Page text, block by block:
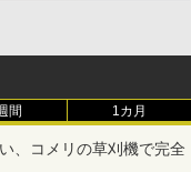
間 1カ月
、コメリの草刈機で完全